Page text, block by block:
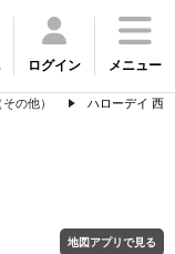
ログイン メニュー
の他）
ハローデイ 西
地図アプリで見る